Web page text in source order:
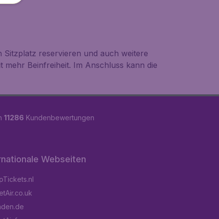
reservieren und auch weitere
Beinfreiheit. Im Anschluss kann die
11286 Kundenbewertungen
Webseiten